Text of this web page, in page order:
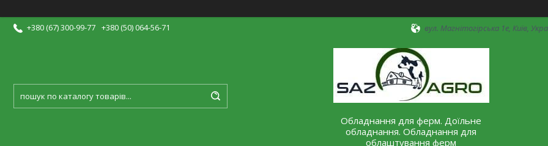
+380 (67) 300-99-77 +380 (50) 064-56-71 вул. Магнітогірська 1е, Київ,
Обладнання для ферм. Доїльне
обладнання. Обладнання для
облаштування ферм